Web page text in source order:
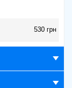
530 грн